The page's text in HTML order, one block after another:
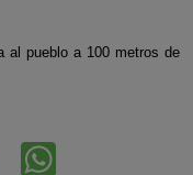
al pueblo a 100 metros de